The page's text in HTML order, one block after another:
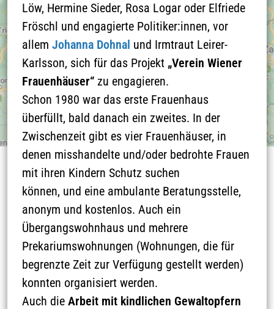
THEMEN
Löw, Hermine Sieder, Rosa Logar oder Elfriede
Fröschl und engagierte Politiker:innen, vor
allem Johanna Dohnal und Irmtraut Leirer-
Karlsson, sich für das Projekt „Verein Wiener
Frauenhäuser“ zu engagieren.
Schon 1980 war das erste Frauenhaus
überfüllt, bald danach ein zweites. In der
Zwischenzeit gibt es vier Frauenhäuser, in
denen misshandelte und/oder bedrohte Frauen
mit ihren Kindern Schutz suchen
können, und eine ambulante Beratungsstelle,
anonym und kostenlos. Auch ein
Übergangswohnhaus und mehrere
Prekariumswohnungen (Wohnungen, die für
begrenzte Zeit zur Verfügung gestellt werden)
konnten organisiert werden.
Auch die Arbeit mit kindlichen Gewaltopfern